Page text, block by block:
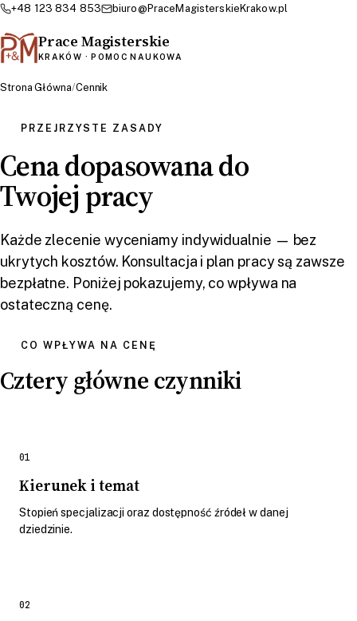
+48 123 834 853 biuro@PraceMagisterskieKrakow.pl
Prace Magisterskie
KRAKÓW · POMOC NAUKOWA
Strona Główna/Cennik
PRZEJRZYSTE ZASADY
Cena dopasowana do
Twojej pracy
Każde zlecenie wyceniamy indywidualnie — bez
ukrytych kosztów. Konsultacja i plan pracy są zawsze
bezpłatne. Poniżej pokazujemy, co wpływa na
ostateczną cenę.
CO WPŁYWA NA CENĘ
Cztery główne czynniki
01
Kierunek i temat
Stopień specjalizacji oraz dostępność źródeł w danej
dziedzinie.
02